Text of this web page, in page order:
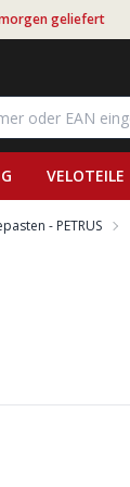
geliefert
VELOTEILE
- PETRUS